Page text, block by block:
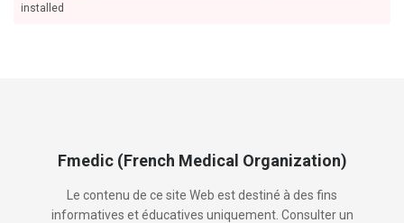
installed
Fmedic (French Medical Organization)
Le contenu de ce site Web est destiné à des fins
informatives et éducatives uniquement. Consulter un